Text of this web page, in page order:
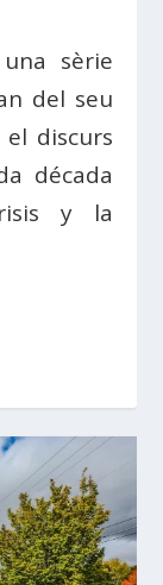
sèrie
del seu
el discurs
década
y la